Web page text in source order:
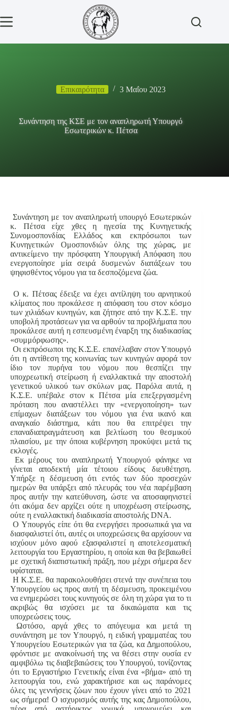
περιεχόμενο
Επικαιρότητα 3 Μαΐου 2023
Συνάντηση της ΚΣΕ με τον αναπληρωτή Υπουργό
Εσωτερικών κ. Πέτσα
Συνάντηση με τον αναπληρωτή υπουργό Εσωτερικών
κ. Πέτσα είχε χθες η ηγεσία της Κυνηγετικής
Συνομοσπονδίας Ελλάδος και εκπρόσωποι των
Κυνηγετικών Ομοσπονδιών όλης της χώρας, με
αντικείμενο την πρόσφατη Υπουργική Απόφαση που
ενεργοποίησε μία σειρά δυσμενών διατάξεων του
ψηφισθέντος νόμου για τα δεσποζόμενα ζώα.
Ο κ. Πέτσας έδειξε να έχει αντίληψη του αρνητικού
κλίματος που προκάλεσε η απόφαση του στον κόσμο
των χιλιάδων κυνηγών, και ζήτησε από την Κ.Σ.Ε. την
υποβολή προτάσεων για να αρθούν τα προβλήματα που
προκάλεσε αυτή η εσπευσμένη έναρξη της διαδικασίας
«συμμόρφωσης».
Οι εκπρόσωποι της Κ.Σ.Ε. επανέλαβαν στον Υπουργό
ότι η αντίθεση της κοινωνίας των κυνηγών αφορά τον
ίδιο τον πυρήνα του νόμου που θεσπίζει την
υποχρεωτική στείρωση ή εναλλακτικά την αποστολή
γενετικού υλικού των σκύλων μας. Παρόλα αυτά, η
Κ.Σ.Ε. υπέβαλε στον κ Πέτσα μία επεξεργασμένη
πρόταση που αναστέλλει την «ενεργοποίηση» των
επίμαχων διατάξεων του νόμου για ένα ικανό και
αναγκαίο διάστημα, κάτι που θα επιτρέψει την
επαναδιαπραγμάτευση και βελτίωση του θεσμικού
πλαισίου, με την όποια κυβέρνηση προκύψει μετά τις
εκλογές.
Εκ μέρους του αναπληρωτή Υπουργού φάνηκε να
γίνεται αποδεκτή μία τέτοιου είδους διευθέτηση.
Υπήρξε η δέσμευση ότι εντός των δύο προσεχών
ημερών θα υπάρξει από πλευράς του νέα παρέμβαση
προς αυτήν την κατεύθυνση, ώστε να αποσαφηνιστεί
ότι ακόμα δεν αρχίζει ούτε η υποχρέωση στείρωσης,
ούτε η εναλλακτική διαδικασία αποστολής DNA.
O Υπουργός είπε ότι θα ενεργήσει προσωπικά για να
διασφαλιστεί ότι, αυτές οι υποχρεώσεις θα αρχίσουν να
ισχύουν μόνο αφού εξασφαλιστεί η αποτελεσματική
λειτουργία του Εργαστηρίου, η οποία και θα βεβαιωθεί
με σχετική διαπιστωτική πράξη, που μέχρι σήμερα δεν
υφίσταται.
Η Κ.Σ.Ε. θα παρακολουθήσει στενά την συνέπεια του
Υπουργείου ως προς αυτή τη δέσμευση, προκειμένου
να ενημερώσει τους κυνηγούς σε όλη τη χώρα για το τι
ακριβώς θα ισχύσει με τα δικαιώματα και τις
υποχρεώσεις τους.
Ωστόσο, αργά χθες το απόγευμα και μετά τη
συνάντηση με τον Υπουργό, η ειδική γραμματέας του
Υπουργείου Εσωτερικών για τα ζώα, κα Δημοπούλου,
φρόντισε με ανακοίνωσή της να θέσει στην ουσία εν
αμφιβόλω τις διαβεβαιώσεις του Υπουργού, τονίζοντας
ότι το Εργαστήριο Γενετικής είναι ένα «βήμα» από τη
λειτουργία του, ενώ χαρακτήρισε και ως παράνομες
όλες τις γεννήσεις ζώων που έχουν γίνει από το 2021
ως σήμερα! Ο ισχυρισμός αυτής της κας Δημοπούλου,